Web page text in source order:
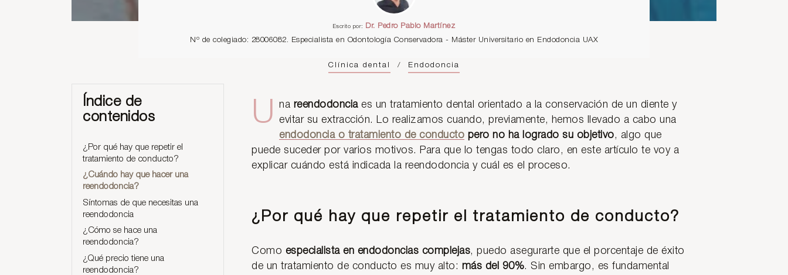
Escrito por:
Dr. Pedro Pablo Martínez
Nº de colegiado: 28006082. Especialista en Odontología Conservadora - Máster Universitario en Endodoncia UAX
Clínica dental / Endodoncia
U na reendodonciaes un tratamiento dental orientado a la conservación de un diente y
evitar su extracción. Lo realizamos cuando, previamente, hemos llevado a cabo una
endodoncia o tratamiento de conducto pero no ha logrado su objetivo, algo que
puede suceder por varios motivos. Para que lo tengas todo claro, en este artículo te voy a
explicar cuándo está indicada la reendodoncia y cuál es el proceso.
¿Por qué hay que repetir el tratamiento de conducto?
Como especialista en endodoncias complejas, puedo asegurarte que el porcentaje de éxito
de un tratamiento de conducto es muy alto: más del 90%. Sin embargo, es fundamental
Índice de
contenidos
¿Por qué hay que repetir el
tratamiento de conducto?
¿Cuándo hay que hacer una
reendodoncia?
Síntomas de que necesitas una
reendodoncia
¿Cómo se hace una
reendodoncia?
¿Qué precio tiene una
reendodoncia?